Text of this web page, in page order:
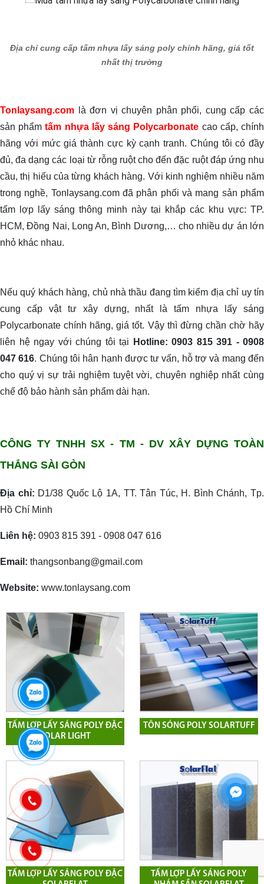
Địa chỉ cung cấp tấm nhựa lấy sáng poly chính hãng, giá tốt
nhất thị trường
Tonlaysang.com là đơn vị chuyên phân phối, cung cấp các
sản phẩmtấm nhựa lấy sáng Polycarbonate cao cấp, chính
hãng với mức giá thành cực kỳ cạnh tranh. Chúng tôi có đầy
đủ, đa dạng các loại từ rỗng ruột cho đến đặc ruột đáp ứng nhu
cầu, thị hiếu của từng khách hàng. Với kinh nghiệm nhiều năm
trong nghề, Tonlaysang.com đã phân phối và mang sản phẩm
tấm lợp lấy sáng thông minh này tại khắp các khu vực: TP.
HCM, Đồng Nai, Long An, Bình Dương,… cho nhiều dự án lớn
nhỏ khác nhau.
Nếu quý khách hàng, chủ nhà thầu đang tìm kiếm địa chỉ uy tín
cung cấp vật tư xây dựng, nhất là tấm nhựa lấy sáng
Polycarbonate chính hãng, giá tốt. Vậy thì đừng chần chờ hãy
liên hệ ngay với chúng tôi tại
Hotline: 0903 815 391 - 0908
047 616. Chúng tôi hân hạnh được tư vấn, hỗ trợ và mang đến
cho quý vị sự trải nghiệm tuyệt vời, chuyên nghiệp nhất cùng
chế độ bảo hành sản phẩm dài hạn.
CÔNG TY TNHH SX - TM - DV XÂY DỰNG TOÀN
THẮNG SÀI GÒN
Địa chỉ: D1/38 Quốc Lộ 1A, TT. Tân Túc, H. Bình Chánh, Tp.
Hồ Chí Minh
Liên hệ: 0903 815 391 - 0908 047 616
Email: thangsonbang@gmail.com
Website: www.tonlaysang.com
TẤM LỢP LẤY SÁNG POLY ĐẶC
SOLAR LIGHT
TÔN SÓNG POLY SOLARTUFF
TẤM LỢP LẤY SÁNG POLY ĐẶC
TẤM LỢP LẤY SÁNG POLY